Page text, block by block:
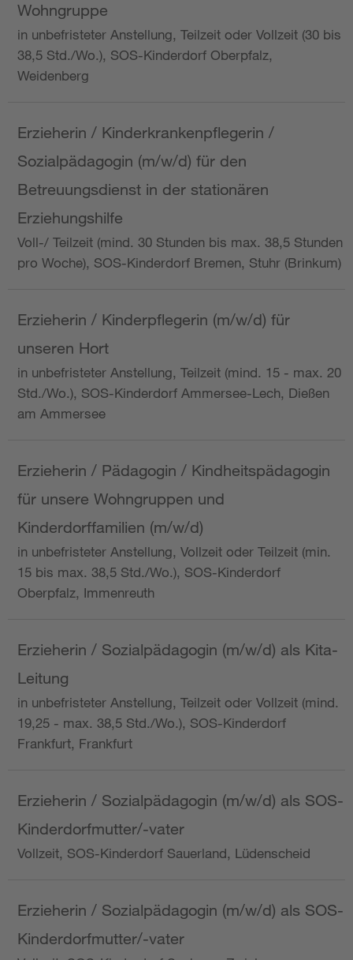
Wohngruppe
in unbefristeter Anstellung, Teilzeit oder Vollzeit (30 bis
38,5 Std./Wo.), SOS-Kinderdorf Oberpfalz,
Weidenberg
Erzieherin / Kinderkrankenpflegerin /
Sozialpädagogin (m/w/d) für den
Betreuungsdienst in der stationären
Erziehungshilfe
Voll-/ Teilzeit (mind. 30 Stunden bis max. 38,5 Stunden
pro Woche), SOS-Kinderdorf Bremen, Stuhr (Brinkum)
Erzieherin / Kinderpflegerin (m/w/d) für
unseren Hort
in unbefristeter Anstellung, Teilzeit (mind. 15 - max. 20
Std./Wo.), SOS-Kinderdorf Ammersee-Lech, Dießen
am Ammersee
Erzieherin / Pädagogin / Kindheitspädagogin
für unsere Wohngruppen und
Kinderdorffamilien (m/w/d)
in unbefristeter Anstellung, Vollzeit oder Teilzeit (min.
15 bis max. 38,5 Std./Wo.), SOS-Kinderdorf
Oberpfalz, Immenreuth
Erzieherin / Sozialpädagogin (m/w/d) als Kita-
Leitung
in unbefristeter Anstellung, Teilzeit oder Vollzeit (mind.
19,25 - max. 38,5 Std./Wo.), SOS-Kinderdorf
Frankfurt, Frankfurt
Erzieherin / Sozialpädagogin (m/w/d) als SOS-
Kinderdorfmutter/-vater
Vollzeit, SOS-Kinderdorf Sauerland, Lüdenscheid
Erzieherin / Sozialpädagogin (m/w/d) als SOS-
Kinderdorfmutter/-vater